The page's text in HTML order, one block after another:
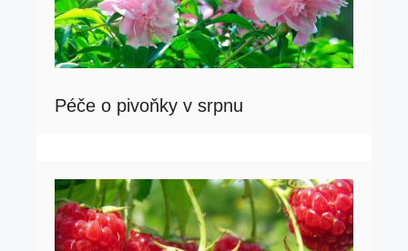
Péče o pivoňky v srpnu